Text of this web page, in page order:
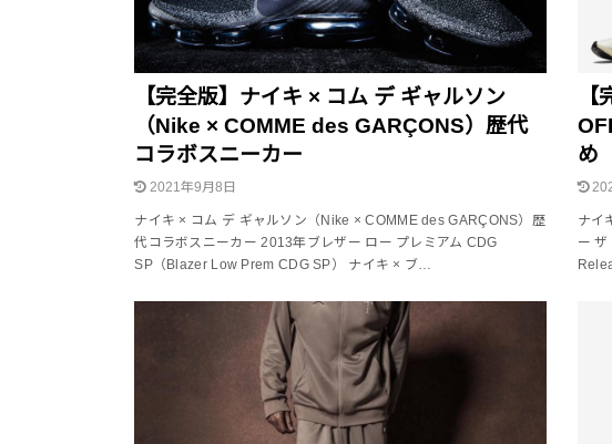
【完全版】ナイキ × コム デ ギャルソン
（Nike × COMME des GARÇONS）歴代
コラボスニーカー
2021年9月8日
ナイキ × コム デ ギャルソン（Nike × COMME des GARÇONS）歴
代コラボスニーカー 2013年ブレザー ロー プレミアム CDG
SP（Blazer Low Prem CDG SP） ナイキ × ブ…
め
ナイ
ー